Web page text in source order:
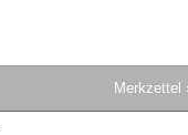
Merkzettel